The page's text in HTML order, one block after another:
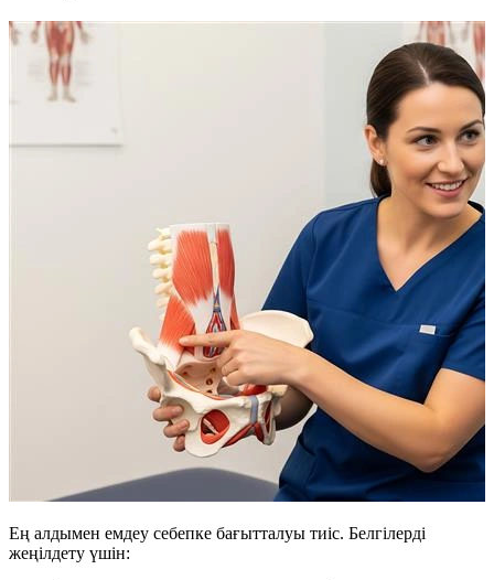
Ең алдымен емдеу себепке бағытталуы тиіс. Белгілерді
жеңілдету үшін: